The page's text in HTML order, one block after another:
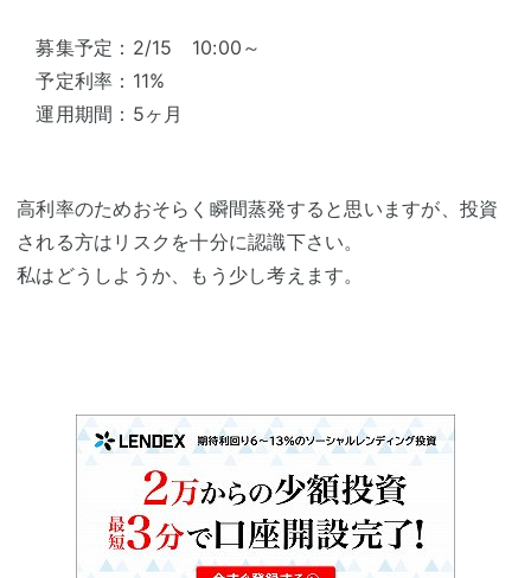
募集予定：2/15 10:00～
予定利率：11%
運用期間：5ヶ月
高利率のためおそらく瞬間蒸発すると思いますが、投資
される方はリスクを十分に認識下さい。
私はどうしようか、もう少し考えます。